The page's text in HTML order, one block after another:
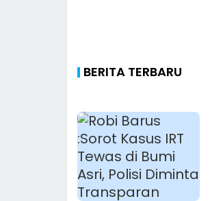
BERITA TERBARU